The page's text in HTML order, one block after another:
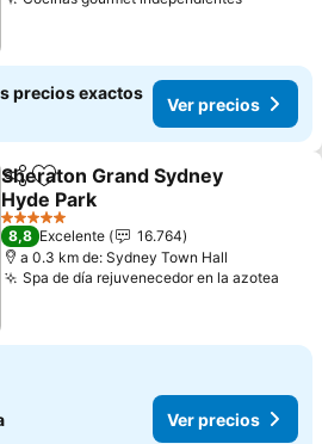
precios exactos
Ver precios
CompartirAgregar a favoritos
Sheraton Grand Sydney
Hyde Park
5 Estrellas
8,8 Excelente
16.764
a 0.3 km de: Sydney Town Hall
Spa de día rejuvenecedor en la azotea
Ver precios